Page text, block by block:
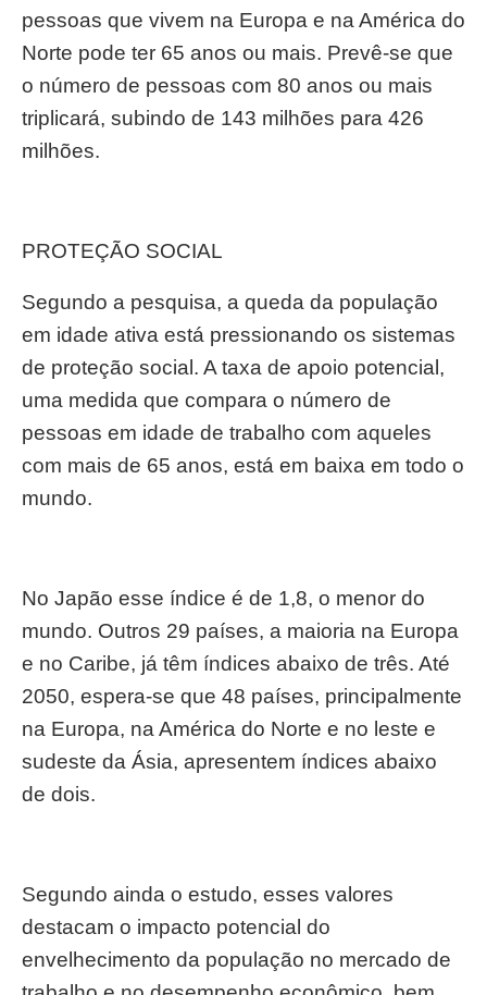
pessoas que vivem na Europa e na América do
Norte pode ter 65 anos ou mais. Prevê-se que
o número de pessoas com 80 anos ou mais
triplicará, subindo de 143 milhões para 426
milhões.
PROTEÇÃO SOCIAL
Segundo a pesquisa, a queda da população
em idade ativa está pressionando os sistemas
de proteção social. A taxa de apoio potencial,
uma medida que compara o número de
pessoas em idade de trabalho com aqueles
com mais de 65 anos, está em baixa em todo o
mundo.
No Japão esse índice é de 1,8, o menor do
mundo. Outros 29 países, a maioria na Europa
e no Caribe, já têm índices abaixo de três. Até
2050, espera-se que 48 países, principalmente
na Europa, na América do Norte e no leste e
sudeste da Ásia, apresentem índices abaixo
de dois.
Segundo ainda o estudo, esses valores
destacam o impacto potencial do
envelhecimento da população no mercado de